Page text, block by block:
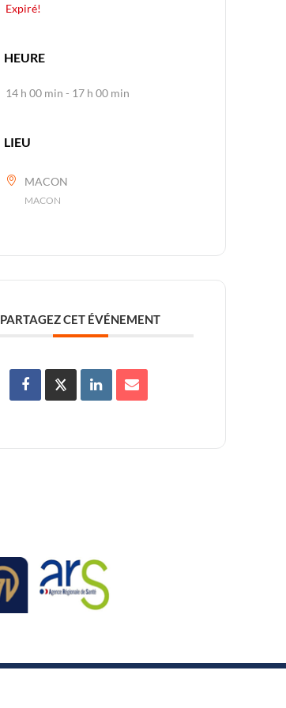
Expiré!
HEURE
14 h 00 min - 17 h 00 min
LIEU
MACON
MACON
PARTAGEZ CET ÉVÉNEMENT